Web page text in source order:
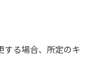
する場合、所定のキ